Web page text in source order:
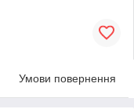
Умови повернення